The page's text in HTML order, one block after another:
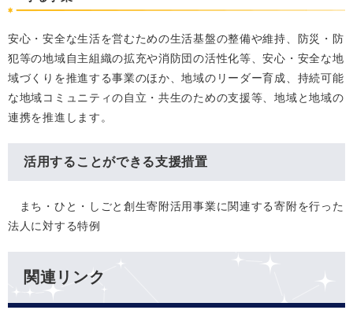
安心・安全な生活を営むための生活基盤の整備や維持、防災・防
犯等の地域自主組織の拡充や消防団の活性化等、安心・安全な地
域づくりを推進する事業のほか、地域のリーダー育成、持続可能
な地域コミュニティの自立・共生のための支援等、地域と地域の
連携を推進します。
活用することができる支援措置
まち・ひと・しごと創生寄附活用事業に関連する寄附を行った
法人に対する特例
関連リンク